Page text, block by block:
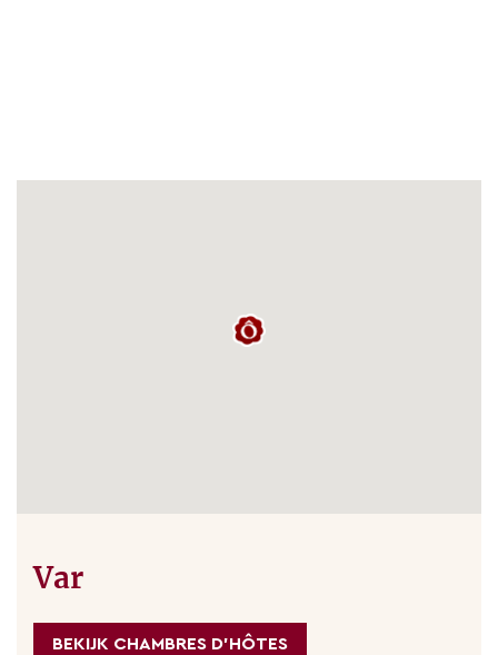
Var
BEKIJK CHAMBRES D'HÔTES